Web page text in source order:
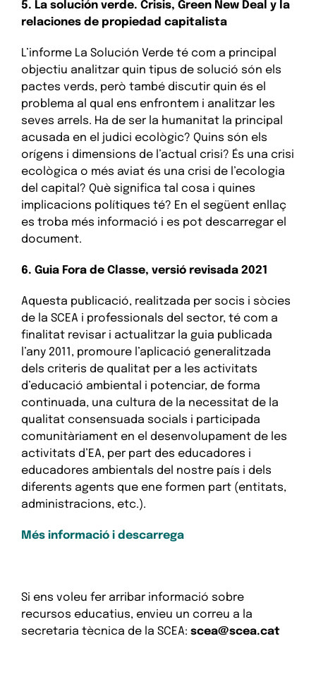
5. La solución verde. Crisis, Green New Deal y la
relaciones de propiedad capitalista
L’informe La Solución Verde té com a principal
objectiu analitzar quin tipus de solució són els
pactes verds, però també discutir quin és el
problema al qual ens enfrontem i analitzar les
seves arrels. Ha de ser la humanitat la principal
acusada en el judici ecològic? Quins són els
orígens i dimensions de l’actual crisi? És una crisi
ecològica o més aviat és una crisi de l’ecologia
del capital? Què significa tal cosa i quines
implicacions polítiques té? En el següent enllaç
es troba més informació i es pot descarregar el
document.
6. Guia Fora de Classe, versió revisada 2021
Aquesta publicació, realitzada per socis i sòcies
de la SCEA i professionals del sector, té com a
finalitat revisar i actualitzar la guia publicada
l’any 2011, promoure l’aplicació generalitzada
dels criteris de qualitat per a les activitats
d’educació ambiental i potenciar, de forma
continuada, una cultura de la necessitat de la
qualitat consensuada socials i participada
comunitàriament en el desenvolupament de les
activitats d’EA, per part des educadores i
educadores ambientals del nostre país i dels
diferents agents que ene formen part (entitats,
administracions, etc.).
Més informació i descarrega
Si ens voleu fer arribar informació sobre
recursos educatius, envieu un correu a la
secretaria tècnica de la SCEA: scea@scea.cat